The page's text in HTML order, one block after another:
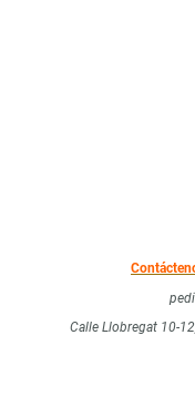
Calle Llobregat 10-